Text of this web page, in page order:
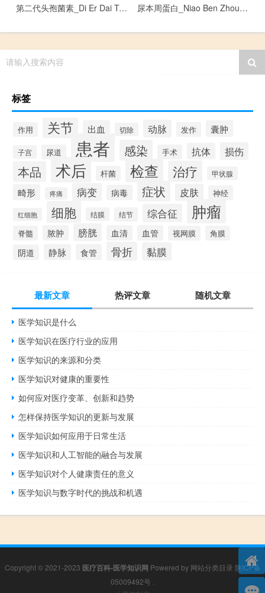
第二代头孢菌素_Di Er Dai Tou Bao Jun Su 尿本周蛋白_Niao Ben Zhou Dan Bai
请输入搜索内容
标签
作用 关节 出血 切除 动脉 发作 囊肿
子宫 尿道 患者 感染 手术 抗体 损伤
本品 术后 杆菌 检查 治疗 甲状腺
畸形 疼痛 病变 病毒 症状 皮肤 神经
红细胞 细胞 结膜 结节 综合征 肿瘤
脊髓 脓肿 膀胱 血清 血管 视网膜 角膜
阴道 静脉 食管 骨折 黏膜
最新文章 热评文章 随机文章
医学知识是什么
医学知识在医疗行业的应用
医学知识的来源和分类
医学知识对健康的重要性
如何应对医疗变革、创新和趋势
怎样保持医学知识的更新与发展
医学知识如何应用于日常生活
医学知识和人工智能的融合与发展
医学知识对个人健康责任的意义
医学知识与数字时代的挑战和机遇
Copyright © 2021-2023 医疗百科-医学知识网 Powered by 网站分类目录 陕ICP备
05009492号